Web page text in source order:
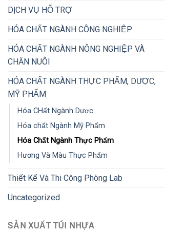
DỊCH VỤ HỖ TRỢ
HÓA CHẤT NGÀNH CÔNG NGHIỆP
HÓA CHẤT NGÀNH NÔNG NGHIỆP VÀ
CHĂN NUÔI
HÓA CHẤT NGÀNH THỰC PHẨM, DƯỢC,
MỸ PHẨM
Hóa CHất Ngành Dược
Hóa chất Ngành Mỹ Phẩm
Hóa Chất Ngành Thực Phẩm
Hương Và Màu Thực Phẩm
Thiết Kế Và Thi Công Phòng Lab
Uncategorized
SẢN XUẤT TÚI NHỰA